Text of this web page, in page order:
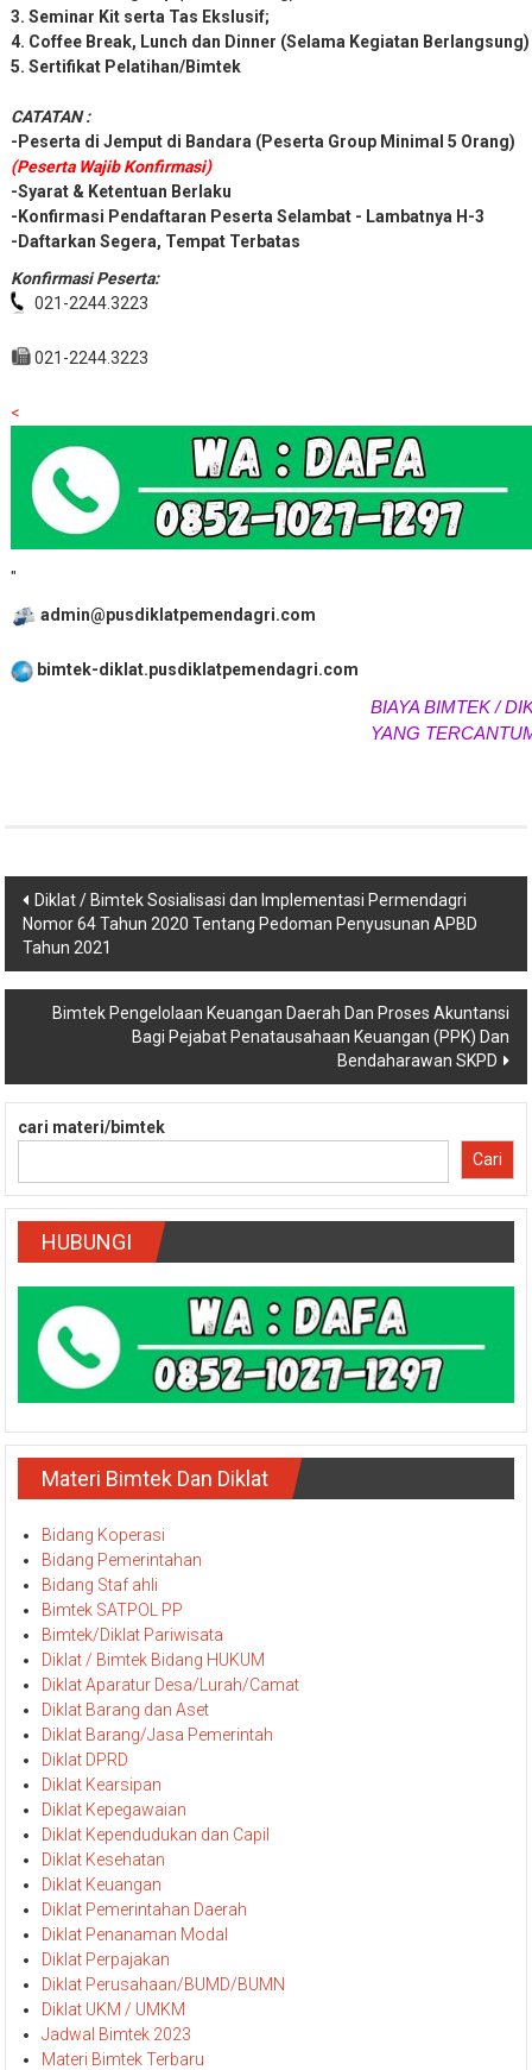
3. Seminar Kit serta Tas Ekslusif;
4. Coffee Break, Lunch dan Dinner (Selama Kegiatan Berlangsung)
5. Sertifikat Pelatihan/Bimtek
CATATAN :
-Peserta di Jemput di Bandara (Peserta Group Minimal 5 Orang)
(Peserta Wajib Konfirmasi)
-Syarat & Ketentuan Berlaku
-Konfirmasi Pendaftaran Peserta Selambat - Lambatnya H-3
-Daftarkan Segera, Tempat Terbatas
Konfirmasi Peserta:
021-2244.3223
021-2244.3223
<
"
admin@pusdiklatpemendagri.com
bimtek-diklat.pusdiklatpemendagri.com
BIAYA BIMTEK /
YANG
Navigasi
pos
Diklat / Bimtek Sosialisasi dan Implementasi Permendagri
Nomor 64 Tahun 2020 Tentang Pedoman Penyusunan APBD
Tahun 2021
Bimtek Pengelolaan Keuangan Daerah Dan Proses Akuntansi
Bagi Pejabat Penatausahaan Keuangan (PPK) Dan
Bendaharawan SKPD
cari materi/bimtek
Cari
HUBUNGI
Materi Bimtek Dan Diklat
Bidang Koperasi
Bidang Pemerintahan
Bidang Staf ahli
Bimtek SATPOL PP
Bimtek/Diklat Pariwisata
Diklat / Bimtek Bidang HUKUM
Diklat Aparatur Desa/Lurah/Camat
Diklat Barang dan Aset
Diklat Barang/Jasa Pemerintah
Diklat DPRD
Diklat Kearsipan
Diklat Kepegawaian
Diklat Kependudukan dan Capil
Diklat Kesehatan
Diklat Keuangan
Diklat Pemerintahan Daerah
Diklat Penanaman Modal
Diklat Perpajakan
Diklat Perusahaan/BUMD/BUMN
Diklat UKM / UMKM
Jadwal Bimtek 2023
Materi Bimtek Terbaru